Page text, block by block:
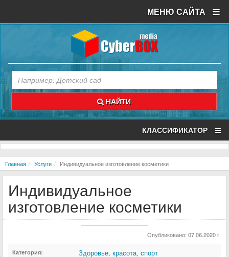
МЕНЮ САЙТА
НАЙТИ
КЛАССИФИКАТОР
Главная Услуги Индивидуальное изготовление косметики
Индивидуальное
изготовление косметики
Опубликовано: 07.06.2020 г.
Категория: Здоровье, красота, спорт